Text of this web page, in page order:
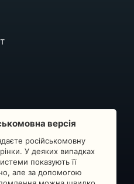
версія
російськомовну
У деяких випадках
показують її
але за допомогою